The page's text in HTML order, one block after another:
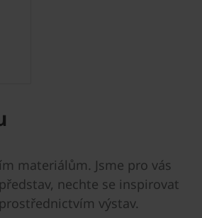
materiálům. Jsme pro vás
nechte se inspirovat
výstav.